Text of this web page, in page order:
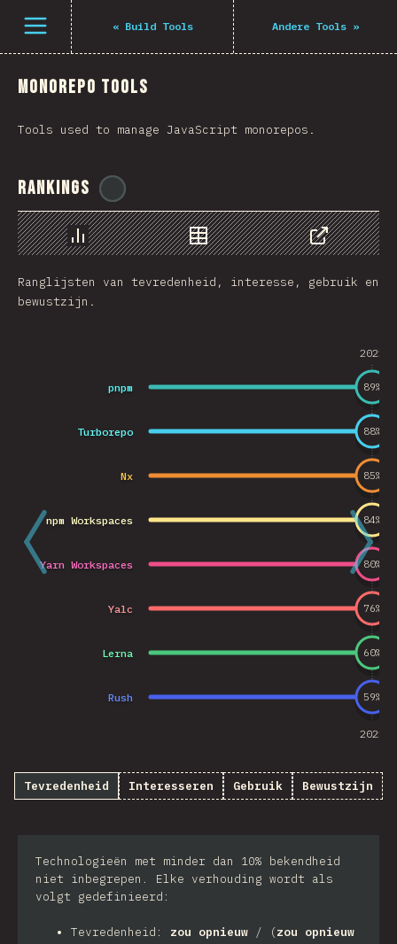
Open menu « Build Tools Andere Tools »
Monorepo Tools
Tools used to manage JavaScript monorepos.
Rankings
Chart Data
Share
Ranglijsten van tevredenheid, interesse, gebruik en
bewustzijn.
2021
2021
Rush
Turborepo
Yarn Workspaces
Yalc
Lerna
npm Workspaces
pnpm
Nx
59%
88%
80%
76%
60%
84%
89%
85%
Tevredenheid Interesseren Gebruik Bewustzijn
Technologieën met minder dan 10% bekendheid
niet inbegrepen. Elke verhouding wordt als
volgt gedefinieerd:
Tevredenheid: zou opnieuw / (zou opnieuw
Navigated to The State of JS 2021